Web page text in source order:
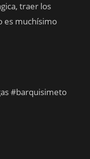
traer los
es muchísimo
#barquisimeto